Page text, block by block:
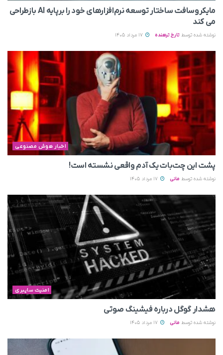
مایکروسافت ساختار توسعه نرم‌افزارهای خود را برپایه AI بازطراحی
می‌ کند
نوشته شده توسط تارخ ترهنده
اخبار هوش مصنوعی
پشت این چت‌بات یک آدم واقعی نشسته است!
نوشته شده توسط مانی
امنیت سایبری
هشدار گوگل درباره فیشینگ صوتی
نوشته شده توسط مانی